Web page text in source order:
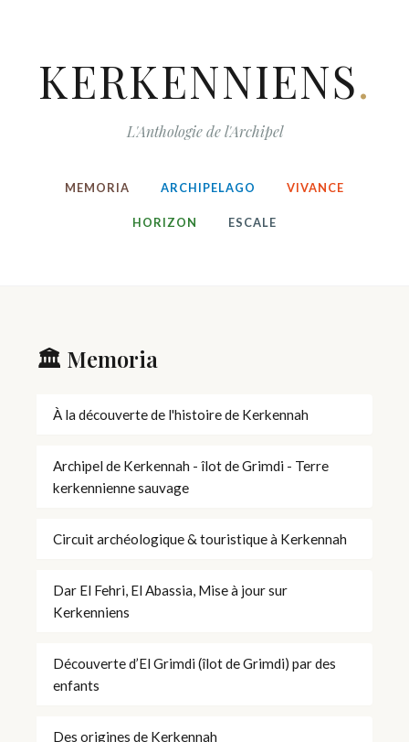
KERKENNIENS.
L'Anthologie de l'Archipel
MEMORIA ARCHIPELAGO VIVANCE
HORIZON ESCALE
🏛️ Memoria
À la découverte de l'histoire de Kerkennah
Archipel de Kerkennah - îlot de Grimdi - Terre
kerkennienne sauvage
Circuit archéologique & touristique à Kerkennah
Dar El Fehri, El Abassia, Mise à jour sur
Kerkenniens
Découverte d’El Grimdi (îlot de Grimdi) par des
enfants
Des origines de Kerkennah